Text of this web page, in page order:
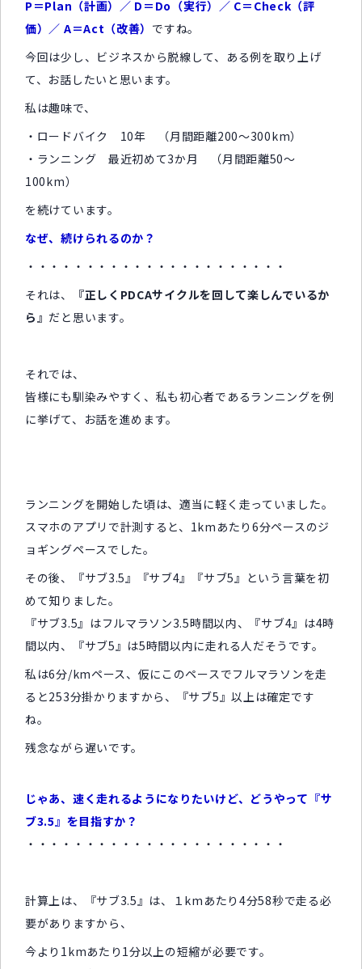
P＝Plan（計画）／ D＝Do（実行）／ C＝Check（評
価）／ A＝Act（改善） ですね。
今回は少し、ビジネスから脱線して、ある例を取り上げ
て、お話したいと思います。
私は趣味で、
・ロードバイク 10年 （月間距離200～300km）
・ランニング 最近初めて3か月 （月間距離50～
100km）
を続けています。
なぜ、続けられるのか？
・・・・・・・・・・・・・・・・・・・・・・
それは、
『正しくPDCAサイクルを回して楽しんでいるか
ら』 だと思います。
それでは、
皆様にも馴染みやすく、私も初心者であるランニングを例
に挙げて、お話を進めます。
ランニングを開始した頃は、適当に軽く走っていました。
スマホのアプリで計測すると、1kmあたり6分ペースのジ
ョギングペースでした。
その後、『サブ3.5』『サブ4』『サブ5』という言葉を初
めて知りました。
『サブ3.5』はフルマラソン3.5時間以内、『サブ4』は4時
間以内、『サブ5』は5時間以内に走れる人だそうです。
私は6分/kmペース、仮にこのペースでフルマラソンを走
ると253分掛かりますから、『サブ5』以上は確定です
ね。
残念ながら遅いです。
じゃあ、速く走れるようになりたいけど、どうやって『サ
ブ3.5』を目指すか？
・・・・・・・・・・・・・・・・・・・・・・
計算上は、『サブ3.5』は、１kmあたり4分58秒で走る必
要がありますから、
今より1kmあたり1分以上の短縮が必要です。